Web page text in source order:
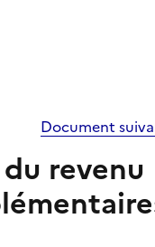
Document
revenu